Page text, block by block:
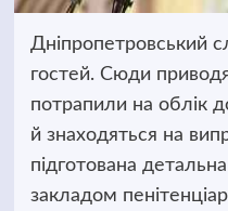
Дніпропетровський
гостей. Сюди
потрапили на облік
й знаходяться на
підготована
закладом